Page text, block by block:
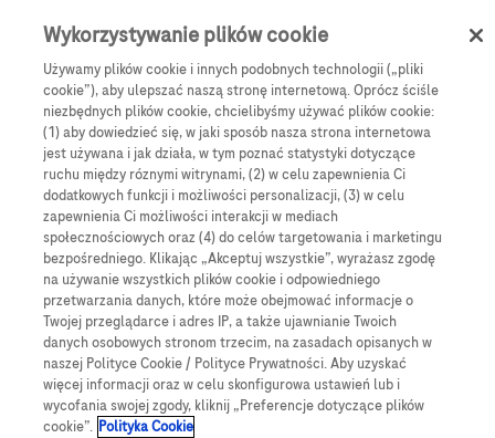
Skip to main content Menu
e-Sklep
Akcesoria
Rozowe etui glukometr Accu-Chek Instant
Rozowe etui glukometr
Accu-Chek Instant
Rozowe etui glukometr Accu-Chek Instant w kolorze
różowym
Wykorzystywanie plików cookie
Używamy plików cookie i innych podobnych technologii („pliki
cookie”), aby ulepszać naszą stronę internetową. Oprócz ściśle
niezbędnych plików cookie, chcielibyśmy używać plików cookie:
(1) aby dowiedzieć się, w jaki sposób nasza strona internetowa
jest używana i jak działa, w tym poznać statystyki dotyczące
ruchu między róznymi witrynami, (2) w celu zapewnienia Ci
dodatkowych funkcji i możliwości personalizacji, (3) w celu
zapewnienia Ci możliwości interakcji w mediach
społecznościowych oraz (4) do celów targetowania i marketingu
bezpośredniego. Klikając „Akceptuj wszystkie”, wyrażasz zgodę
na używanie wszystkich plików cookie i odpowiedniego
przetwarzania danych, które może obejmować informacje o
Twojej przeglądarce i adres IP, a także ujawnianie Twoich
danych osobowych stronom trzecim, na zasadach opisanych w
naszej Polityce Cookie / Polityce Prywatności. Aby uzyskać
więcej informacji oraz w celu skonfigurowa ustawień lub i
wycofania swojej zgody, kliknij „Preferencje dotyczące plików
cookie”. Polityka Cookie